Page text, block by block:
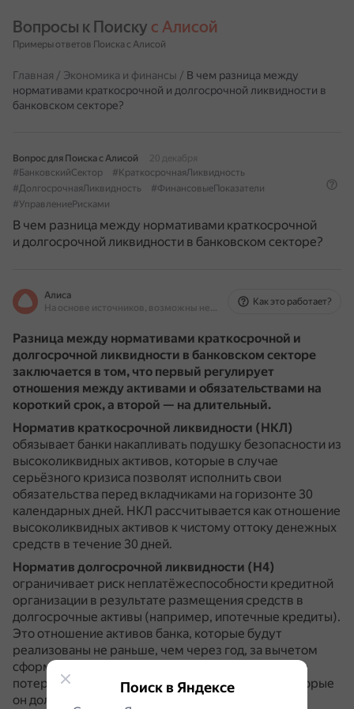
Вопросы к Поиску с Алисой
Примеры ответов Поиска с Алисой
Главная / Экономика и финансы / В чем разница между
нормативами краткосрочной и долгосрочной ликвидности в
банковском секторе?
Вопрос для Поиска с Алисой
20 декабря
#БанковскийСектор
#КраткосрочнаяЛиквидность
#ДолгосрочнаяЛиквидность
#ФинансовыеПоказатели
#УправлениеРисками
В чем разница между нормативами краткосрочной
и долгосрочной ликвидности в банковском секторе?
Алиса
На основе источников, возможны неточности
Как это работает?
Разница между нормативами краткосрочной и
долгосрочной ликвидности в банковском секторе
заключается в том, что первый регулирует
отношения между активами и обязательствами на
короткий срок, а второй — на длительный.
Норматив краткосрочной ликвидности (НКЛ)
обязывает банки накапливать подушку безопасности из
высоколиквидных активов, которые в случае
серьёзного кризиса позволят исполнить свои
обязательства перед вкладчиками на горизонте 30
календарных дней. НКЛ рассчитывается как отношение
высоколиквидных активов к чистому оттоку денежных
средств в течение 30 дней.
Норматив долгосрочной ликвидности (Н4)
ограничивает риск неплатёжеспособности кредитной
организации в результате размещения средств в
долгосрочные активы (например, ипотечные кредиты).
Это отношение активов банка, которые будут
реализованы не раньше, чем через год, за вычетом
сформированных по ним резервов на возможные
потери, к сумме его капитала и обязательств, которые
он должен исполнить не раньше чем через год.
Поиск в Яндексе